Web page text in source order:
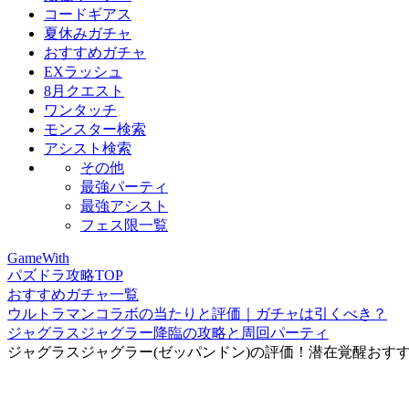
コードギアス
夏休みガチャ
おすすめガチャ
EXラッシュ
8月クエスト
ワンタッチ
モンスター検索
アシスト検索
その他
最強パーティ
最強アシスト
フェス限一覧
GameWith
パズドラ攻略TOP
おすすめガチャ一覧
ウルトラマンコラボの当たりと評価｜ガチャは引くべき？
ジャグラスジャグラー降臨の攻略と周回パーティ
ジャグラスジャグラー(ゼッパンドン)の評価！潜在覚醒おす